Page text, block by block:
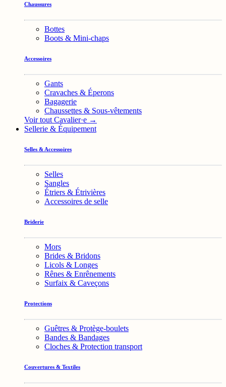
Chaussures
Bottes
Boots & Mini-chaps
Accessoires
Gants
Cravaches & Éperons
Bagagerie
Chaussettes & Sous-vêtements
Voir tout Cavalier·e →
Sellerie & Équipement
Selles & Accessoires
Selles
Sangles
Étriers & Étrivières
Accessoires de selle
Briderie
Mors
Brides & Bridons
Licols & Longes
Rênes & Enrênements
Surfaix & Caveçons
Protections
Guêtres & Protège-boulets
Bandes & Bandages
Cloches & Protection transport
Couvertures & Textiles